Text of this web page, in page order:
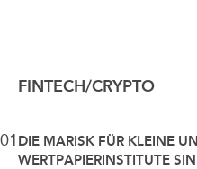
FINTECH/CRYPTO
01 DIE MARISK FÜR KLEINE
WERTPAPIERINSTITUTE